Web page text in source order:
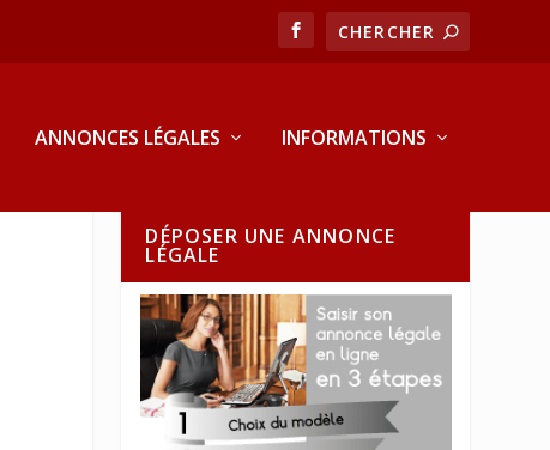
ANNONCES LÉGALES INFORMATIONS
DÉPOSER UNE ANNONCE
LÉGALE